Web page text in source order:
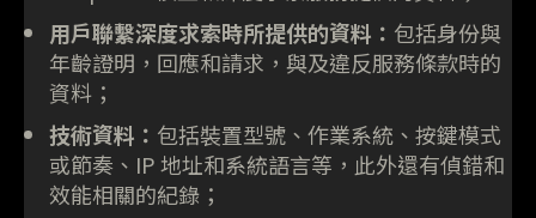
用戶聯繫深度求索時所提供的資料： 包括身份與
年齡證明，回應和請求，與及違反服務條款時的
資料；
技術資料： 包括裝置型號、作業系統、按鍵模式
或節奏、IP 地址和系統語言等，此外還有偵錯和
效能相關的紀錄；